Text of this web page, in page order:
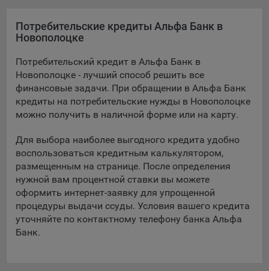
пользователей с сайтом.
9.3. Файлы cookie предпочтений, например, для настройки
контента. Данные файлы cookie собирают информацию о
выборе пользователя на сайте и его предпочтениях и
позволяют Обществу «запомнить» информацию о
выбранном пользователем городе и других местных
настройках для того, чтобы соответствующим образом
настраивать сайт.
9.4. Аналитические файлы cookie, например
Яндекс.Метрика, Google Analytics. Данные файлы cookie
собирают информацию о том, как пользователь
использовал сайты, и позволяют Обществу вносить в них
улучшения.
Аналитические файлы cookie показывают, какие страницы
сайта Общества посещаются чаще всего, помогают
выявлять трудности, возникающие при использовании
Потребительские кредиты Альфа Банк в
Новополоцке
Потребительский кредит в Альфа Банк в
Новополоцке - лучший способ решить все
финансовые задачи. При обращении в Альфа Банк
кредиты на потребительские нужды в Новополоцке
можно получить в наличной форме или на карту.
Для выбора наиболее выгодного кредита удобно
воспользоваться кредитным калькулятором,
размещенным на странице. После определения
нужной вам процентной ставки вы можете
оформить интернет-заявку для упрощенной
процедуры выдачи ссуды. Условия вашего кредита
уточняйте по контактному телефону банка Альфа
Банк.